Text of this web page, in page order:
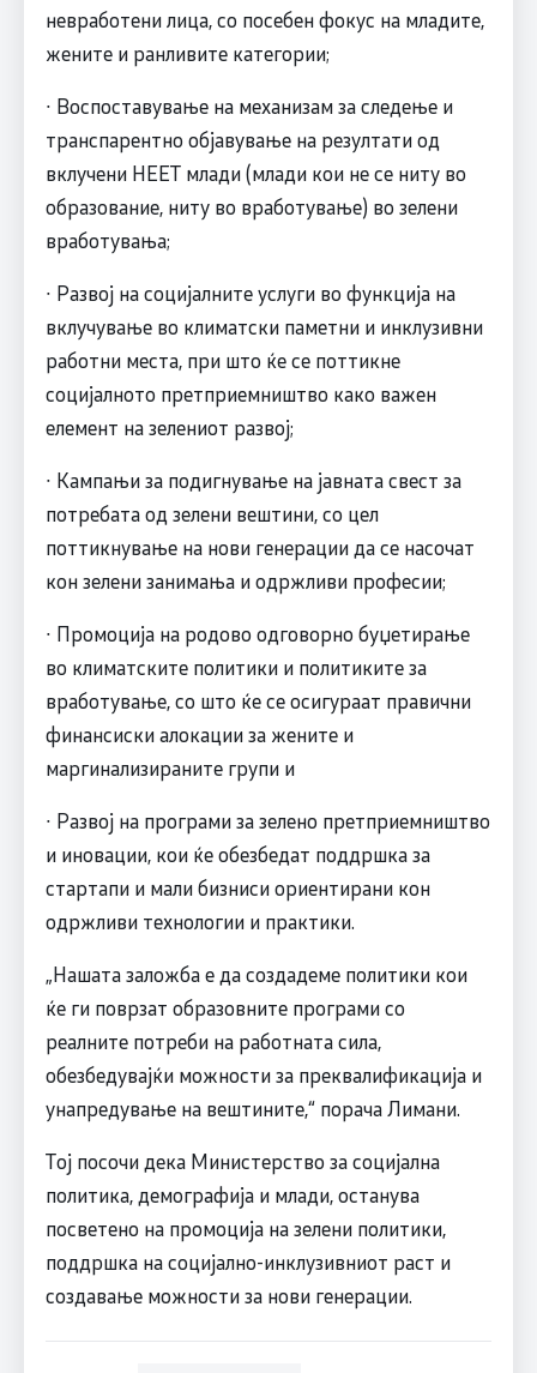
невработени лица, со посебен фокус на младите,
жените и ранливите категории;
∙ Воспоставување на механизам за следење и
транспарентно објавување на резултати од
вклучени НЕЕТ млади (млади кои не се ниту во
образование, ниту во вработување) во зелени
вработувања;
∙ Развој на социјалните услуги во функција на
вклучување во климатски паметни и инклузивни
работни места, при што ќе се поттикне
социјалното претприемништво како важен
елемент на зелениот развој;
∙ Кампањи за подигнување на јавната свест за
потребата од зелени вештини, со цел
поттикнување на нови генерации да се насочат
кон зелени занимања и одржливи професии;
∙ Промоција на родово одговорно буџетирање
во климатските политики и политиките за
вработување, со што ќе се осигураат правични
финансиски алокации за жените и
маргинализираните групи и
∙ Развој на програми за зелено претприемништво
и иновации, кои ќе обезбедат поддршка за
стартапи и мали бизниси ориентирани кон
одржливи технологии и практики.
„Нашата заложба е да создадеме политики кои
ќе ги поврзат образовните програми со
реалните потреби на работната сила,
обезбедувајќи можности за преквалификација и
унапредување на вештините,“ порача Лимани.
Тој посочи дека Министерство за социјална
политика, демографија и млади, останува
посветено на промоција на зелени политики,
поддршка на социјално-инклузивниот раст и
создавање можности за нови генерации.